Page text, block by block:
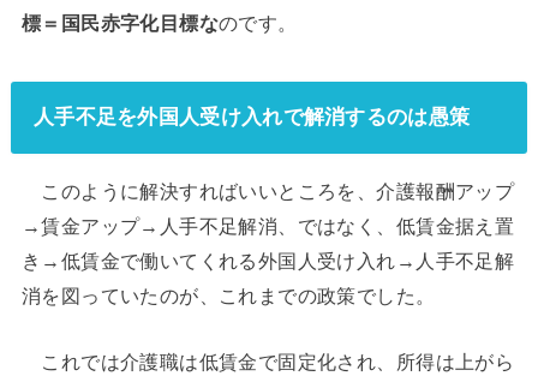
標＝国民赤字化目標なのです。
人手不足を外国人受け入れで解消するのは愚策
このように解決すればいいところを、介護報酬アップ
→賃金アップ→人手不足解消、ではなく、低賃金据え置
き→低賃金で働いてくれる外国人受け入れ→人手不足解
消を図っていたのが、これまでの政策でした。
これでは介護職は低賃金で固定化され、所得は上がら